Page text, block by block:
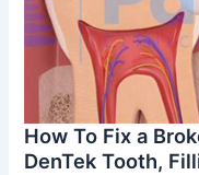
How To Fix a
DenTek Tooth,